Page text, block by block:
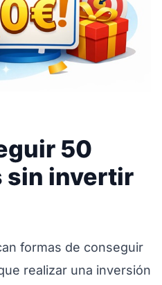
50
sin invertir
formas de conseguir
realizar una inversión